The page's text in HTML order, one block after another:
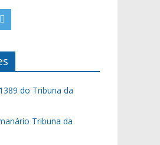
do Tribuna da
Tribuna da